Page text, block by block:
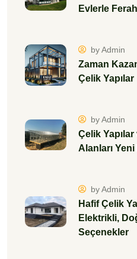
Evlerle
by Admin
Zaman
Çelik Yapılar
by Admin
Çelik
Alanları Yeni
by Admin
Hafif Çelik
Elektrikli,
Seçenekler